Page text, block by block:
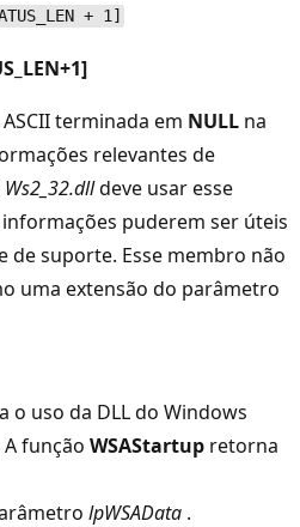
+ 1]
terminada em NULL na
relevantes de
Ws2_32.dlldeve usar esse
puderem ser úteis
de suporte. Esse membro não
uma extensão do parâmetro
o uso da DLL do Windows
função WSAStartup retorna
lpWSAData .